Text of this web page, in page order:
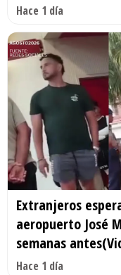
Hace 1 día
Extranjeros
aeropuerto José
semanas
Hace 1 día